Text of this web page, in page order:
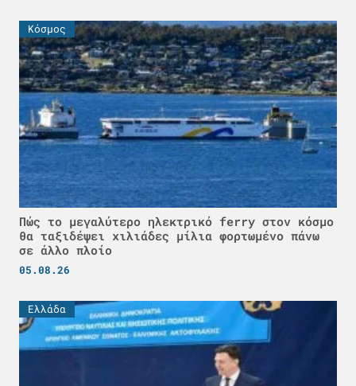
Κόσμος
Πώς το μεγαλύτερο ηλεκτρικό ferry στον κόσμο
θα ταξιδέψει χιλιάδες μίλια φορτωμένο πάνω
σε άλλο πλοίο
05.08.26
Ελλάδα